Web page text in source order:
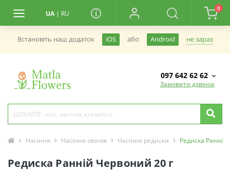
UA | RU
0
Встановiть наш додаток iOS або Android не зараз
097 642 62 62
Замовити дзвінок
Насіння Насіння овочів Насіння редиски Редиска
Редиска Ранній Червоний 20 г